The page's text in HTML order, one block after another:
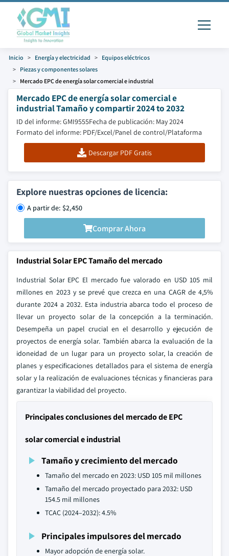
Inicio Energía y electricidad
Equipos eléctricos
Piezas y componentes solares
Mercado EPC de energía solar comercial e industrial
Mercado EPC de energía solar comercial e
industrial Tamaño y compartir 2024 to 2032
ID del informe: GMI9555Fecha de publicación: May 2024
Formato del informe: PDF/Excel/Panel de control/Plataforma
Descargar PDF Gratis
Explore nuestras opciones de licencia:
A partir de: $2,450
Comprar Ahora
Industrial Solar EPC Tamaño del mercado
Industrial Solar EPC El mercado fue valorado en USD 105 mil
millones en 2023 y se prevé que crezca en una CAGR de 4,5%
durante 2024 a 2032. Esta industria abarca todo el proceso de
llevar un proyecto solar de la concepción a la terminación.
Desempeña un papel crucial en el desarrollo y ejecución de
proyectos de energía solar. También abarca la evaluación de la
idoneidad de un lugar para un proyecto solar, la creación de
planes y especificaciones detallados para el sistema de energía
solar y la realización de evaluaciones técnicas y financieras para
garantizar la viabilidad del proyecto.
Principales conclusiones del mercado de EPC
solar comercial e industrial
Tamaño y crecimiento del mercado
Tamaño del mercado en 2023: USD 105 mil millones
Tamaño del mercado proyectado para 2032: USD
154.5 mil millones
TCAC (2024–2032): 4.5%
Principales impulsores del mercado
Mayor adopción de energía solar.